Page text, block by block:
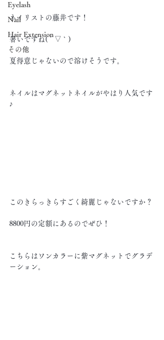
Eyelash
Nail
Hair Extension
その他
ネイリストの藤井です！
暑いですね( ´ ▽ ` )
夏得意じゃないので溶けそうです。
ネイルはマグネットネイルがやはり人気です
♪
このきらっきらすごく綺麗じゃないですか？
8800円の定額にあるのでぜひ！
こちらはワンカラーに紫マグネットでグラデ
ーション。